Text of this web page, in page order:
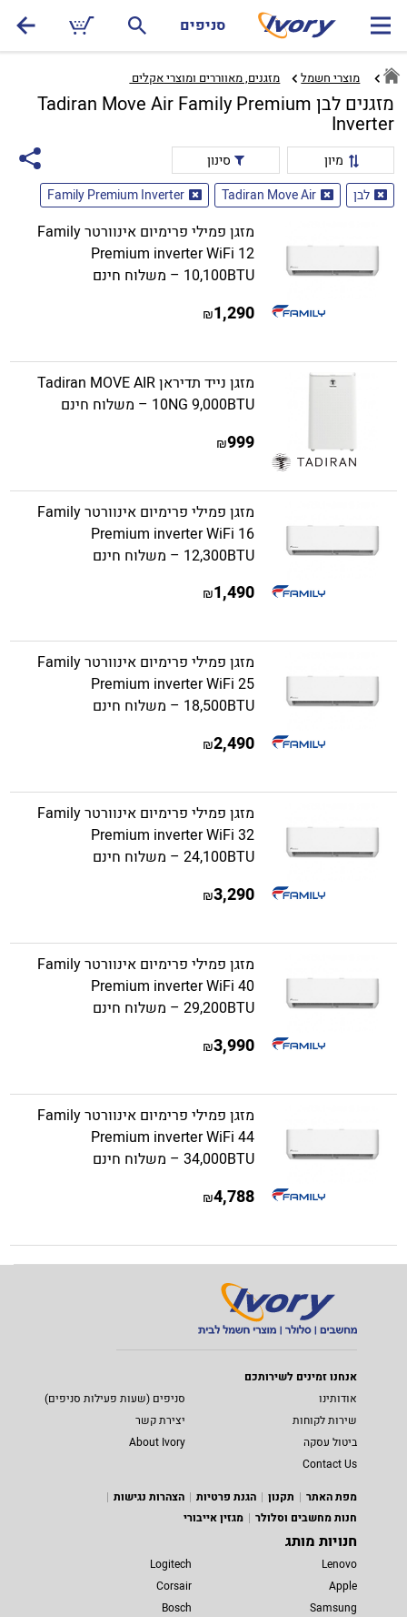
סניפים
מוצרי חשמל מזגנים, מאווררים ומוצרי אקלים ‏
מזגנים לבן Tadiran Move Air Family Premium
Inverter
מיון
סינון
לבן
Tadiran Move Air
Family Premium Inverter
מזגן פמילי פרימיום אינוורטר Family
Premium inverter WiFi 12
10,100BTU – משלוח חינם
1,290
₪
מזגן נייד תדיראן Tadiran MOVE AIR
10NG 9,000BTU – משלוח חינם
999
₪
מזגן פמילי פרימיום אינוורטר Family
Premium inverter WiFi 16
12,300BTU – משלוח חינם
1,490
₪
מזגן פמילי פרימיום אינוורטר Family
Premium inverter WiFi 25
18,500BTU – משלוח חינם
2,490
₪
מזגן פמילי פרימיום אינוורטר Family
Premium inverter WiFi 32
24,100BTU – משלוח חינם
3,290
₪
מזגן פמילי פרימיום אינוורטר Family
Premium inverter WiFi 40
29,200BTU – משלוח חינם
3,990
₪
מזגן פמילי פרימיום אינוורטר Family
Premium inverter WiFi 44
34,000BTU – משלוח חינם
4,788
₪
אנחנו זמינים לשירותכם
אודותינו
סניפים (שעות פעילות סניפים)
שירות לקוחות
יצירת קשר
ביטול עסקה
About Ivory
Contact Us
מפת האתר
תקנון הגנת פרטיות
הצהרות נגישות
חנות מחשבים וסלולר
מגזין אייבורי
חנויות מותג
Lenovo
Apple
Samsung
Logitech
Corsair
Bosch